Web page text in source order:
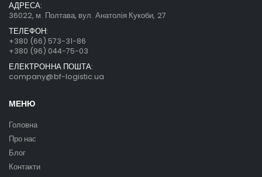
АДРЕСА:
36022, м. Полтава, вул. Анатолія Кукоби, 27
ТЕЛЕФОН:
+380 (66) 573-31-86
+380 (96) 044-75-03
ЕЛЕКТРОННА ПОШТА:
company@bf-logistic.ua
МЕНЮ
Головна
Про нас
Блог
Контакти